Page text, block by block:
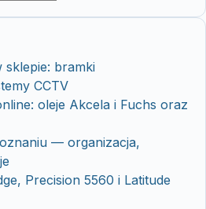
bramki
CCTV
oleje Akcela i Fuchs oraz
— organizacja,
Precision 5560 i Latitude